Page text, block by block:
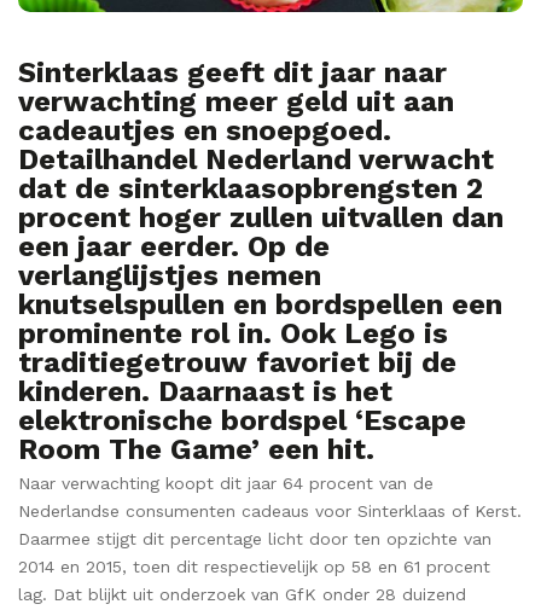
Sinterklaas geeft dit jaar naar
verwachting meer geld uit aan
cadeautjes en snoepgoed.
Detailhandel Nederland verwacht
dat de sinterklaasopbrengsten 2
procent hoger zullen uitvallen dan
een jaar eerder. Op de
verlanglijstjes nemen
knutselspullen en bordspellen een
prominente rol in. Ook Lego is
traditiegetrouw favoriet bij de
kinderen. Daarnaast is het
elektronische bordspel ‘Escape
Room The Game’ een hit.
Naar verwachting koopt dit jaar 64 procent van de
Nederlandse consumenten cadeaus voor Sinterklaas of Kerst.
Daarmee stijgt dit percentage licht door ten opzichte van
2014 en 2015, toen dit respectievelijk op 58 en 61 procent
lag. Dat blijkt uit onderzoek van GfK onder 28 duizend